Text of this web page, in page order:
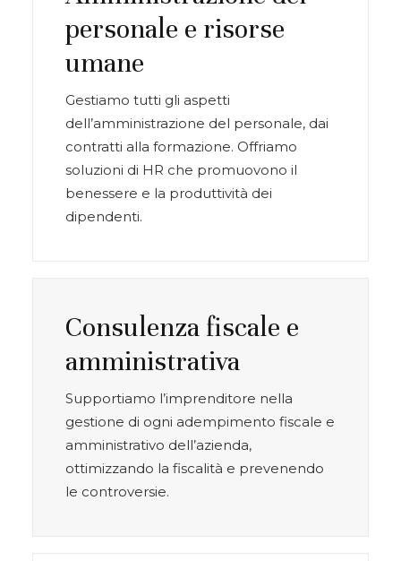
personale e risorse
umane
Gestiamo tutti gli aspetti
dell’amministrazione del personale, dai
contratti alla formazione. Offriamo
soluzioni di HR che promuovono il
benessere e la produttività dei
dipendenti.
Consulenza fiscale e
amministrativa
Supportiamo l’imprenditore nella
gestione di ogni adempimento fiscale e
amministrativo dell’azienda,
ottimizzando la fiscalità e prevenendo
le controversie.